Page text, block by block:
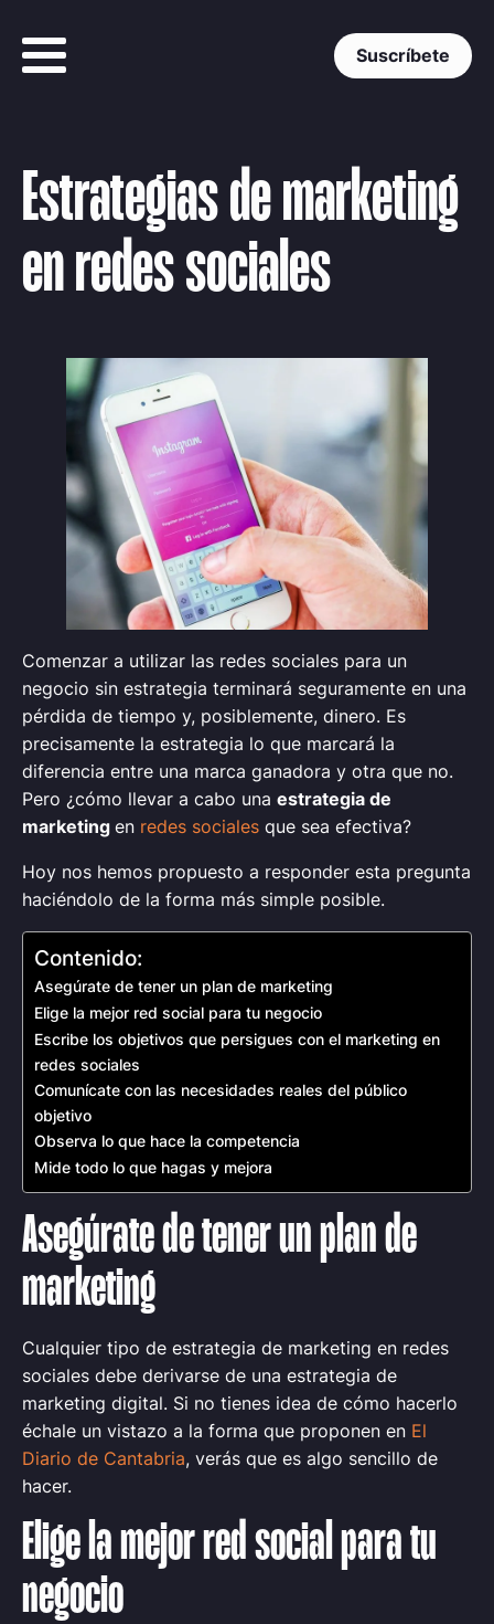
Suscríbete
Estrategias de marketing
en redes sociales
Comenzar a utilizar las redes sociales para un
negocio sin estrategia terminará seguramente en una
pérdida de tiempo y, posiblemente, dinero. Es
precisamente la estrategia lo que marcará la
diferencia entre una marca ganadora y otra que no.
Pero ¿cómo llevar a cabo una estrategia de
marketing en redes sociales que sea efectiva?
Hoy nos hemos propuesto a responder esta pregunta
haciéndolo de la forma más simple posible.
Contenido:
Asegúrate de tener un plan de marketing
Elige la mejor red social para tu negocio
Escribe los objetivos que persigues con el marketing en
redes sociales
Comunícate con las necesidades reales del público
objetivo
Observa lo que hace la competencia
Mide todo lo que hagas y mejora
Asegúrate de tener un plan de
marketing
Cualquier tipo de estrategia de marketing en redes
sociales debe derivarse de una estrategia de
marketing digital. Si no tienes idea de cómo hacerlo
échale un vistazo a la forma que proponen en El
Diario de Cantabria, verás que es algo sencillo de
hacer.
Elige la mejor red social para tu
negocio